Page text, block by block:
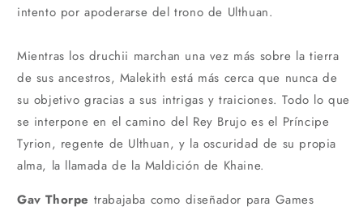
intento por apoderarse del trono de Ulthuan.
Mientras los druchii marchan una vez más sobre la tierra
de sus ancestros, Malekith está más cerca que nunca de
su objetivo gracias a sus intrigas y traiciones. Todo lo que
se interpone en el camino del Rey Brujo es el Príncipe
Tyrion, regente de Ulthuan, y la oscuridad de su propia
alma, la llamada de la Maldición de Khaine.
Gav Thorpe trabajaba como diseñador para Games